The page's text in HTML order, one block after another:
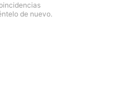
de nuevo.